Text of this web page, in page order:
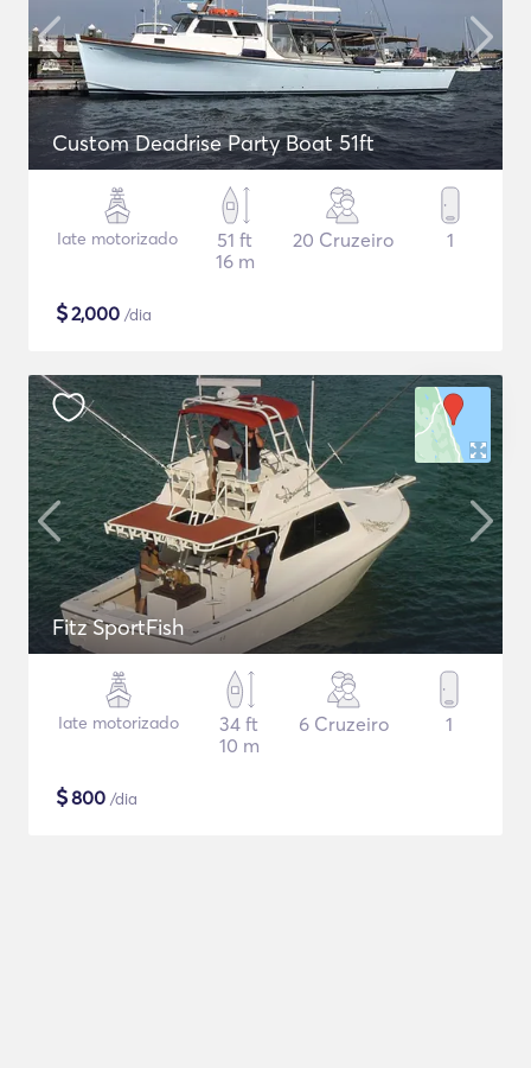
Custom Deadrise Party Boat 51ft
Iate motorizado
51 ft
16 m
20 Cruzeiro 1
$2,000 /dia
Fitz SportFish
Iate motorizado
34 ft
10 m
6 Cruzeiro 1
$800 /dia